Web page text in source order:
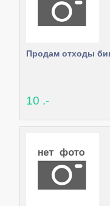
Продам отходы
10 .-